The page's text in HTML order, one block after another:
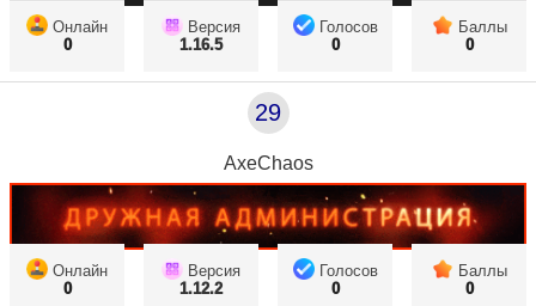
Онлайн
0
Версия
1.16.5
Голосов
0
Баллы
0
29
AxeChaos
Онлайн
0
Версия
1.12.2
Голосов
0
Баллы
0